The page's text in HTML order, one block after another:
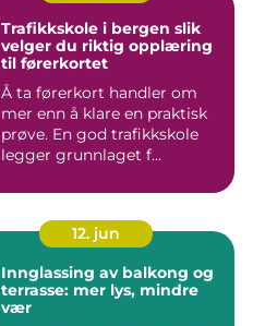
Trafikkskole i bergen slik
velger du riktig opplæring
til førerkortet
Å ta førerkort handler om
mer enn å klare en praktisk
prøve. En god trafikkskole
legger grunnlaget f...
12. jun
Innglassing av balkong og
terrasse: mer lys, mindre
vær